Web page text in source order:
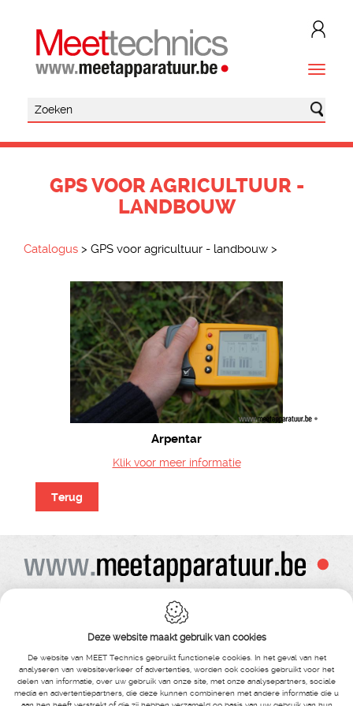
GPS VOOR AGRICULTUUR -
LANDBOUW
Catalogus > GPS voor agricultuur - landbouw >
Arpentar
Klik voor meer informatie
Terug
Alle prijzen zijn onder voorbehoud van wijziging
Bij bestelling ontvangt u vooraf de levering steeds een orderbevestiging
Copyright© alle rechten voorbehouden , gehele of gedeeldelijke overname van
tekst ,foto’s , video’s , verveelvoudiging op welke wijze dan ook , is niet toegestaan
Technics
MEET Technics - Boterstraat 14 - Bosmolens - 8870 Izegem -
Deze website maakt gebruik van cookies
De website van MEET Technics gebruikt functionele cookies. In het geval van het
analyseren van websiteverkeer of advertenties, worden ook cookies gebruikt voor het
delen van informatie, over uw gebruik van onze site, met onze analysepartners, sociale
media en advertentiepartners, die deze kunnen combineren met andere informatie die u